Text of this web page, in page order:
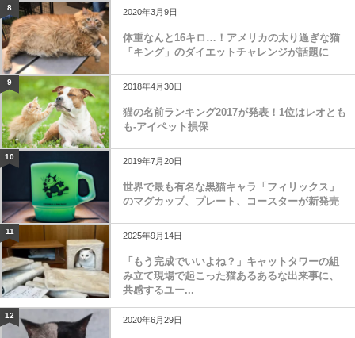
8 2020年3月9日
体重なんと16キロ…！アメリカの太り過ぎな猫
「キング」のダイエットチャレンジが話題に
9 2018年4月30日
猫の名前ランキング2017が発表！1位はレオとも
も-アイペット損保
10 2019年7月20日
世界で最も有名な黒猫キャラ「フィリックス」
のマグカップ、プレート、コースターが新発売
11 2025年9月14日
「もう完成でいいよね？」キャットタワーの組
み立て現場で起こった猫あるあるな出来事に、
共感するユー...
12 2020年6月29日